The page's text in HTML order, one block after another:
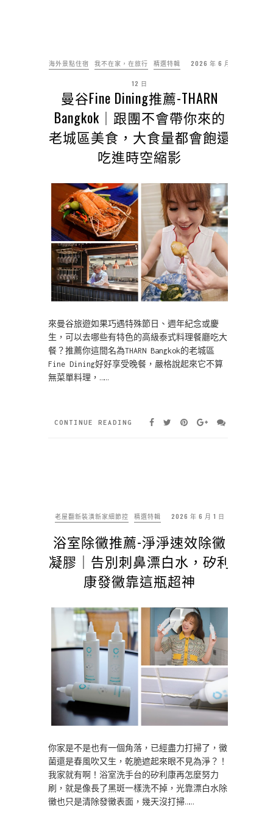
海外景點住宿 我不在家，在旅行 精選特輯 2026 年 6 月
12 日
曼谷Fine Dining推薦-THARN
Bangkok｜跟團不會帶你來的
老城區美食，大食量都會飽還
吃進時空縮影
來曼谷旅遊如果巧遇特殊節日、週年紀念或慶
生，可以去哪些有特色的高級泰式料理餐廳吃大
餐？推薦你這間名為THARN Bangkok的老城區
Fine Dining好好享受晚餐，嚴格說起來它不算
無菜單料理，……
CONTINUE READING
老屋翻新裝潢新家細節控 精選特輯 2026 年 6 月 1 日
浴室除黴推薦-淨淨速效除黴
凝膠｜告別刺鼻漂白水，矽利
康發黴靠這瓶超神
你家是不是也有一個角落，已經盡力打掃了，黴
菌還是春風吹又生，乾脆遮起來眼不見為淨？！
我家就有啊！浴室洗手台的矽利康再怎麼努力
刷，就是像長了黑斑一樣洗不掉，光靠漂白水除
黴也只是清除發黴表面，幾天沒打掃……